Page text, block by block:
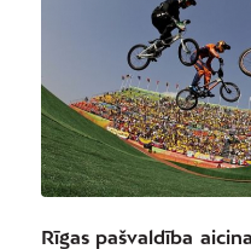
Rīgas pašvaldība